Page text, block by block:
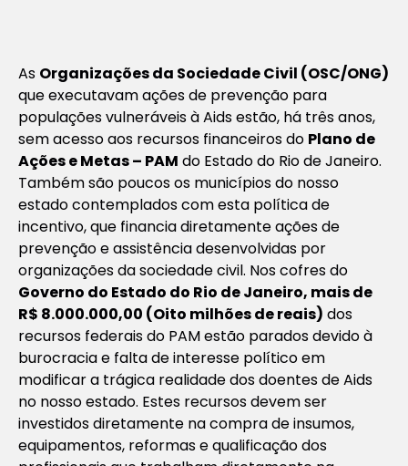
As Organizações da Sociedade Civil (OSC/ONG)
que executavam ações de prevenção para
populações vulneráveis à Aids estão, há três anos,
sem acesso aos recursos financeiros do Plano de
Ações e Metas – PAM do Estado do Rio de Janeiro.
Também são poucos os municípios do nosso
estado contemplados com esta política de
incentivo, que financia diretamente ações de
prevenção e assistência desenvolvidas por
organizações da sociedade civil. Nos cofres do
Governo do Estado do Rio de Janeiro, mais de
R$ 8.000.000,00 (Oito milhões de reais) dos
recursos federais do PAM estão parados devido à
burocracia e falta de interesse político em
modificar a trágica realidade dos doentes de Aids
no nosso estado. Estes recursos devem ser
investidos diretamente na compra de insumos,
equipamentos, reformas e qualificação dos